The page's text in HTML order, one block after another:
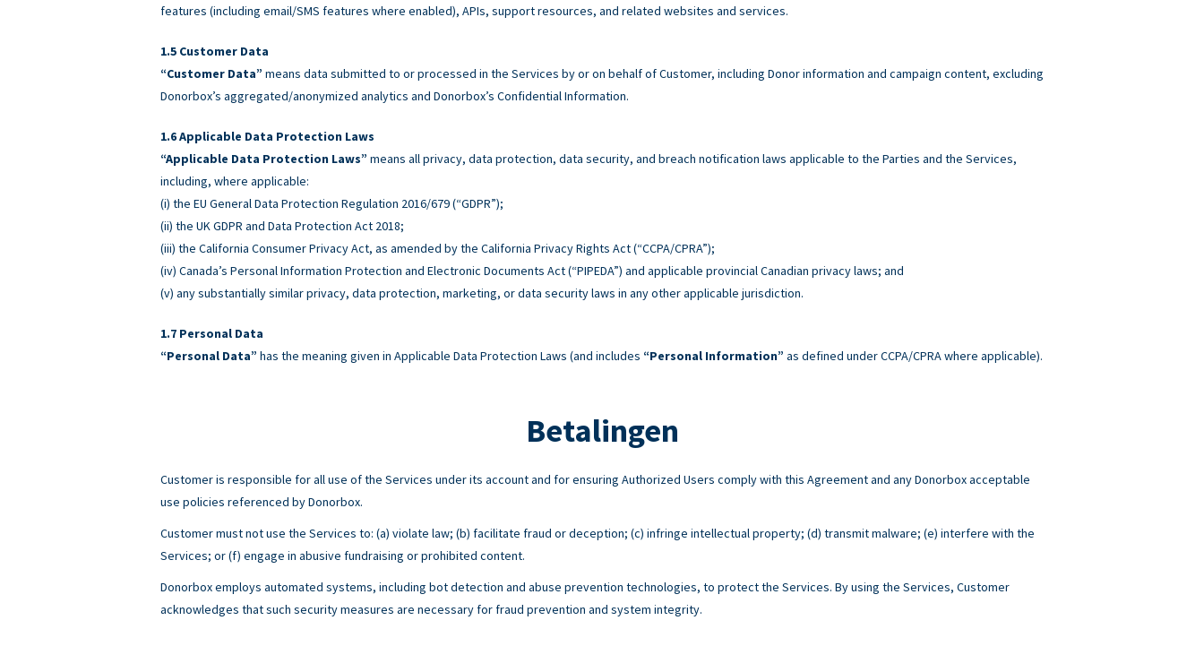
features (including email/SMS features where enabled), APIs, support resources, and related websites and services.
Customer Data
“Customer Data” means data submitted to or processed in the Services by or on behalf of Customer, including Donor information and campaign content, excluding
Donorbox’s aggregated/anonymized analytics and Donorbox’s Confidential Information.
Applicable Data Protection Laws
“Applicable Data Protection Laws” means all privacy, data protection, data security, and breach notification laws applicable to the Parties and the Services,
including, where applicable:
(i) the EU General Data Protection Regulation 2016/679 (“GDPR”);
(ii) the UK GDPR and Data Protection Act 2018;
(iii) the California Consumer Privacy Act, as amended by the California Privacy Rights Act (“CCPA/CPRA”);
(iv) Canada’s Personal Information Protection and Electronic Documents Act (“PIPEDA”) and applicable provincial Canadian privacy laws; and
(v) any substantially similar privacy, data protection, marketing, or data security laws in any other applicable jurisdiction.
Personal Data
“Personal Data” has the meaning given in Applicable Data Protection Laws (and includes “Personal Information” as defined under CCPA/CPRA where applicable).
Betalingen
Customer is responsible for all use of the Services under its account and for ensuring Authorized Users comply with this Agreement and any Donorbox acceptable
use policies referenced by Donorbox.
Customer must not use the Services to: (a) violate law; (b) facilitate fraud or deception; (c) infringe intellectual property; (d) transmit malware; (e) interfere with the
Services; or (f) engage in abusive fundraising or prohibited content.
Donorbox employs automated systems, including bot detection and abuse prevention technologies, to protect the Services. By using the Services, Customer
acknowledges that such security measures are necessary for fraud prevention and system integrity.